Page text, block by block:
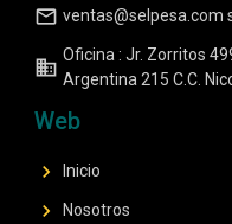
mail_outline ventas@selpesa.com
business
Oficina : Jr. Zorritos
Argentina 215 C.C.
Web
chevron_right Inicio
chevron_right Nosotros